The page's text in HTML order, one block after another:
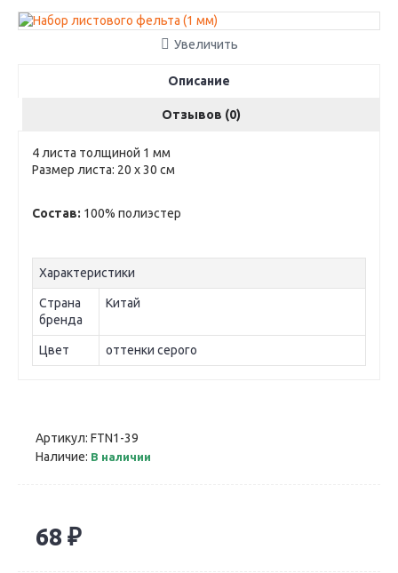
Увеличить
Описание
Отзывов (0)
4 листа толщиной 1 мм
Размер листа: 20 х 30 см
Состав: 100% полиэстер
Характеристики
Страна
бренда
Китай
Цвет оттенки серого
Артикул: FTN1-39
Наличие: В наличии
68 ₽